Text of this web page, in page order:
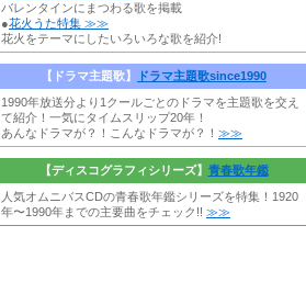
バレンタインにまつわる歌を掲載
●花火うた特集 ≫≫
花火をテーマにしたいろいろな歌を紹介!
【ドラマ主題歌】
ドラマ主題歌since1990
1990年放送分より1クールごとのドラマを主題歌を交え
て紹介！一気にタイムスリップ20年！
あんなドラマが？！こんなドラマが？！ ≫≫
【ディスコグラフィシリーズ】 青春歌年鑑
人気オムニバスCDの青春歌年鑑シリーズを特集！1920
年〜1990年までの主要曲をチェック!! ≫≫